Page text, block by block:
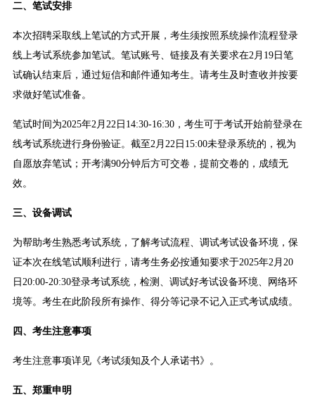
二、笔试安排
本次招聘采取线上笔试的方式开展，考生须按照系统操作流程登录
线上考试系统参加笔试。笔试账号、链接及有关要求在2月19日笔
试确认结束后，通过短信和邮件通知考生。请考生及时查收并按要
求做好笔试准备。
笔试时间为2025年2月22日14:30-16:30，考生可于考试开始前登录在
线考试系统进行身份验证。截至2月22日15:00未登录系统的，视为
自愿放弃笔试；开考满90分钟后方可交卷，提前交卷的，成绩无
效。
三、设备调试
为帮助考生熟悉考试系统，了解考试流程、调试考试设备环境，保
证本次在线笔试顺利进行，请考生务必按通知要求于2025年2月20
日20:00-20:30登录考试系统，检测、调试好考试设备环境、网络环
境等。考生在此阶段所有操作、得分等记录不记入正式考试成绩。
四、考生注意事项
考生注意事项详见《考试须知及个人承诺书》。
五、郑重申明